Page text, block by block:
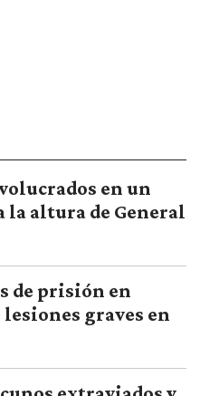
en un
la altura de General
de prisión en
graves en